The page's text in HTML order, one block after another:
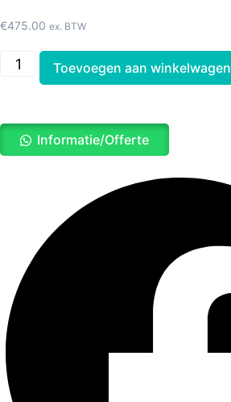
€475.00 ex. BTW
Koplamp
K-
Serie
7482251559
Toevoegen aan winkelwagen
Informatie/Offerte